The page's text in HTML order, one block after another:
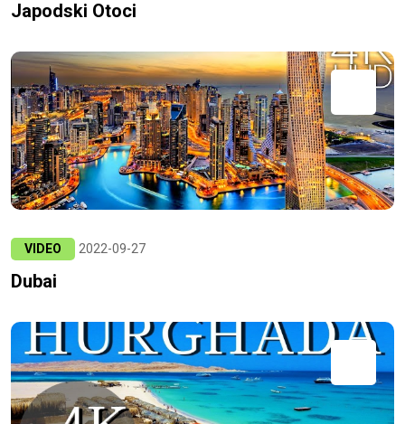
Japodski Otoci
VIDEO 2022-09-27
Dubai